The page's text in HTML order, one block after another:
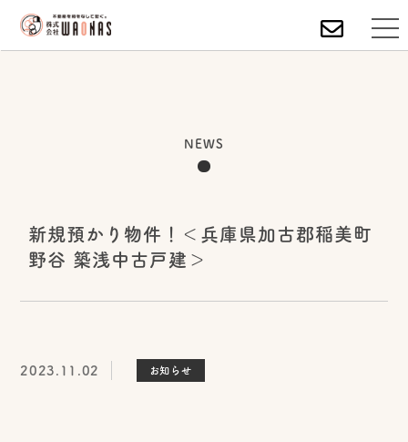
新規預かり物件！＜兵庫県加古郡稲美町
野谷 築浅中古戸建＞
NEWS
2023.11.02 お知らせ